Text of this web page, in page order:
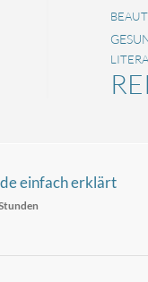
einfach erklärt